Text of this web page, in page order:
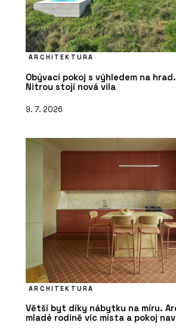
ARCHITEKTURA
Obývací pokoj s výhledem na
Nitrou stojí nová vila
9. 7. 2026
ARCHITEKTURA
Větší byt díky nábytku na míru.
mladé rodině víc místa a pokoj